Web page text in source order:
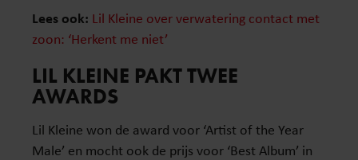
Lees ook: Lil Kleine over verwatering contact met
zoon: ‘Herkent me niet’
LIL KLEINE PAKT TWEE
AWARDS
Lil Kleine won de award voor ‘Artist of the Year
Male’ en mocht ook de prijs voor ‘Best Album’ in